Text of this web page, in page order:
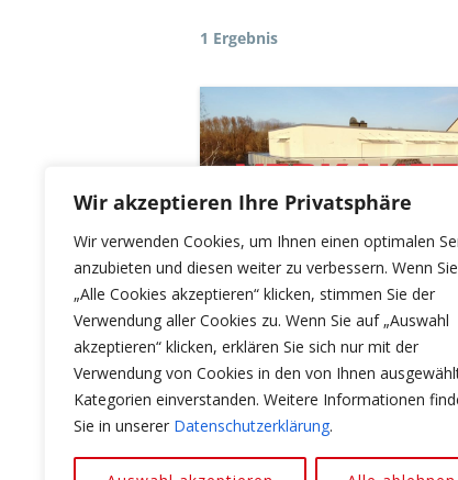
Wir akzeptieren Ihre Privatsphäre
Wir verwenden Cookies, um Ihnen einen optimalen
anzubieten und diesen weiter zu verbessern. Wenn
„Alle Cookies akzeptieren“ klicken, stimmen Sie der
Verwendung aller Cookies zu. Wenn Sie auf „Auswahl
akzeptieren“ klicken, erklären Sie sich nur mit der
Verwendung von Cookies in den von Ihnen
Kategorien einverstanden. Weitere Informationen
Sie in unserer Datenschutzerklärung.
1 Ergebnis
Copyright © 2026 Lamda - Immobilien